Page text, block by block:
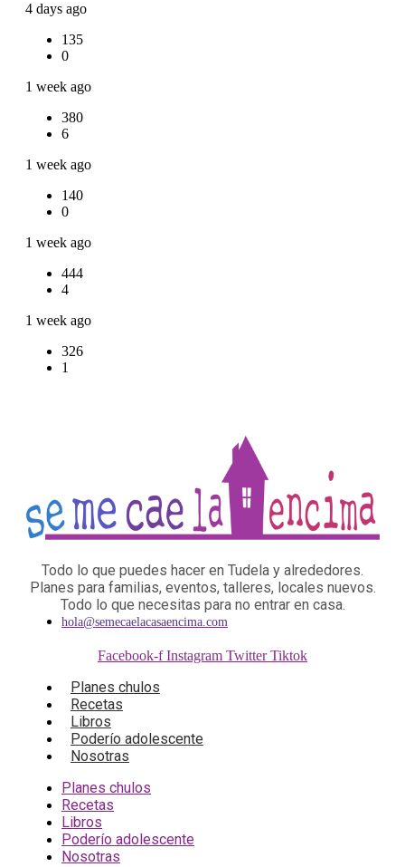
4 days ago
135
0
1 week ago
380
6
1 week ago
140
0
1 week ago
444
4
1 week ago
326
1
Todo lo que puedes hacer en Tudela y alrededores.
Planes para familias, eventos, talleres, locales nuevos.
Todo lo que necesitas para no entrar en casa.
hola@semecaelacasaencima.com
Facebook-f Instagram Twitter Tiktok
Planes chulos
Recetas
Libros
Poderío adolescente
Nosotras
Planes chulos
Recetas
Libros
Poderío adolescente
Nosotras